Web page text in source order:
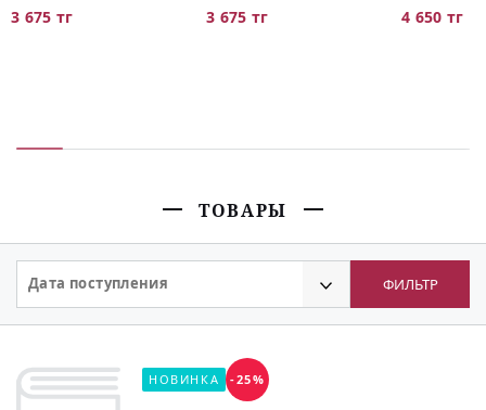
3 675 тг
3 675 тг
4 650 тг
ТОВАРЫ
Дата поступления ФИЛЬТР
НОВИНКА -25%